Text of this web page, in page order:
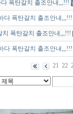
폭탄갈치 출조안내,,,!!!
다 폭탄갈치 출조안내,,,!!!
치 폭탄갈치 출조안내,,,!!!
다 폭탄갈치 출조안내,,,!!!
21 22